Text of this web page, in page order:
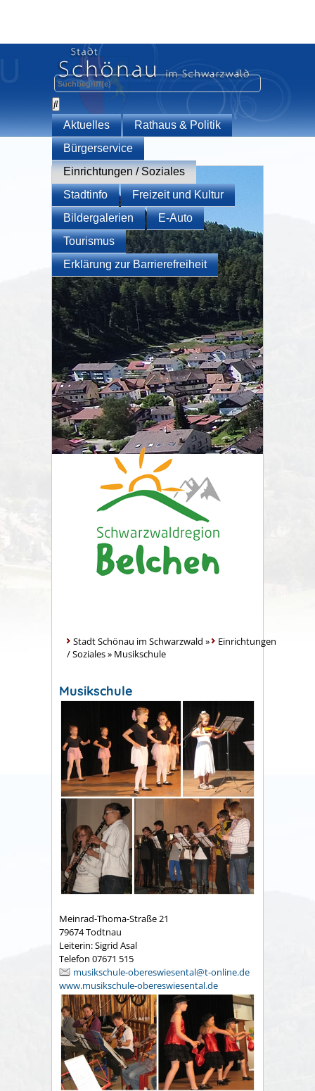
Aktuelles
Rathaus & Politik
Bürgerservice
Einrichtungen / Soziales
Stadtinfo
Freizeit und Kultur
Bildergalerien
E-Auto
Tourismus
Erklärung zur Barrierefreiheit
Stadt Schönau im Schwarzwald »
Einrichtungen
/ Soziales» Musikschule
Musikschule
Meinrad-Thoma-Straße 21
79674 Todtnau
Leiterin: Sigrid Asal
Telefon 07671 515
musikschule-obereswiesental@t-online.de
www.musikschule-obereswiesental.de